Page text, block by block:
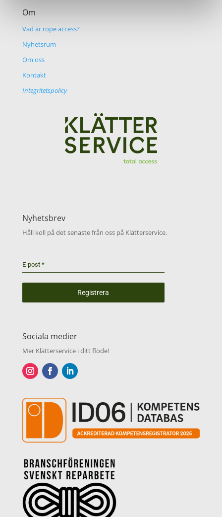
Om
Vad är rope access?
Nyhetsrum
Om oss
Kontakt
Integritetspolicy
Nyhetsbrev
Håll koll på det senaste från oss på Klätterservice.
E-post *
Registrera
Sociala medier
Mer Klätterservice i ditt flöde!